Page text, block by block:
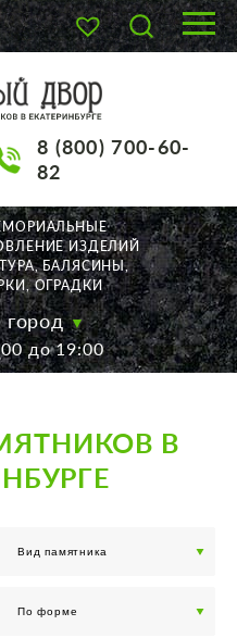
до 19:00
договор.
8 (800) 700-60-
82
ИЗДЕЛИЙ
БАЛЯСИНЫ,
ОГРАДКИ
до 19:00
В